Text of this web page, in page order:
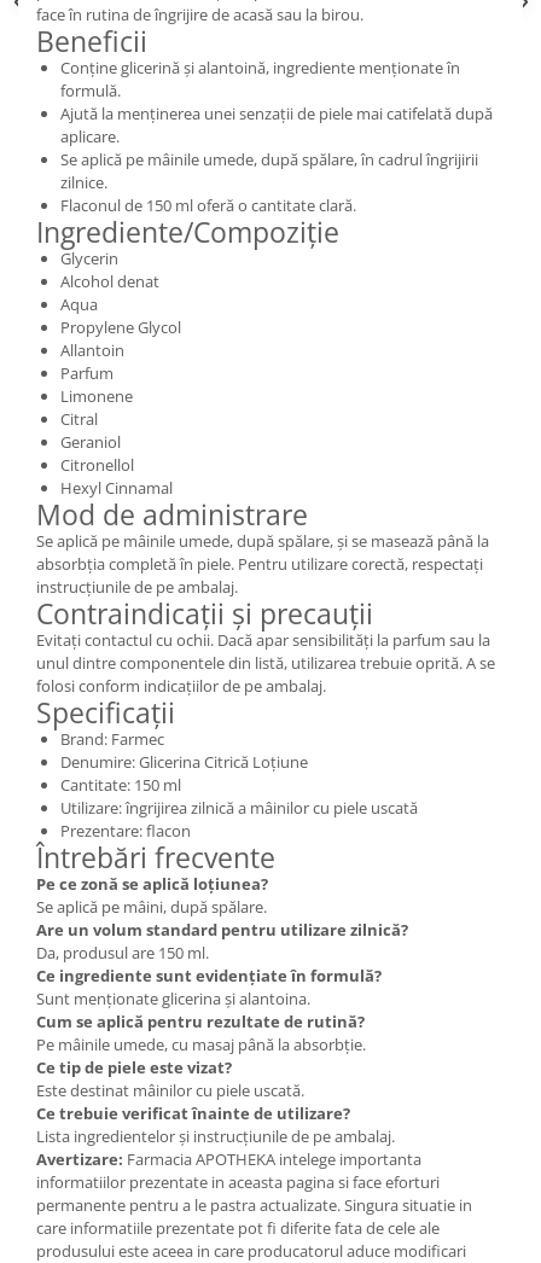
face în rutina de îngrijire de acasă sau la birou.
Beneficii
Conține glicerină și alantoină, ingrediente menționate în
formulă.
Ajută la menținerea unei senzații de piele mai catifelată după
aplicare.
Se aplică pe mâinile umede, după spălare, în cadrul îngrijirii
zilnice.
Flaconul de 150 ml oferă o cantitate clară.
Ingrediente/Compoziție
Glycerin
Alcohol denat
Aqua
Propylene Glycol
Allantoin
Parfum
Limonene
Citral
Geraniol
Citronellol
Hexyl Cinnamal
Mod de administrare
Se aplică pe mâinile umede, după spălare, și se masează până la
absorbția completă în piele. Pentru utilizare corectă, respectați
instrucțiunile de pe ambalaj.
Contraindicații și precauții
Evitați contactul cu ochii. Dacă apar sensibilități la parfum sau la
unul dintre componentele din listă, utilizarea trebuie oprită. A se
folosi conform indicațiilor de pe ambalaj.
Specificații
Brand: Farmec
Denumire: Glicerina Citrică Loțiune
Cantitate: 150 ml
Utilizare: îngrijirea zilnică a mâinilor cu piele uscată
Prezentare: flacon
Întrebări frecvente
Pe ce zonă se aplică loțiunea?
Se aplică pe mâini, după spălare.
Are un volum standard pentru utilizare zilnică?
Da, produsul are 150 ml.
Ce ingrediente sunt evidențiate în formulă?
Sunt menționate glicerina și alantoina.
Cum se aplică pentru rezultate de rutină?
Pe mâinile umede, cu masaj până la absorbție.
Ce tip de piele este vizat?
Este destinat mâinilor cu piele uscată.
Ce trebuie verificat înainte de utilizare?
Lista ingredientelor și instrucțiunile de pe ambalaj.
Avertizare: Farmacia APOTHEKA intelege importanta
informatiilor prezentate in aceasta pagina si face eforturi
permanente pentru a le pastra actualizate. Singura situatie in
care informatiile prezentate pot fi diferite fata de cele ale
produsului este aceea in care producatorul aduce modificari